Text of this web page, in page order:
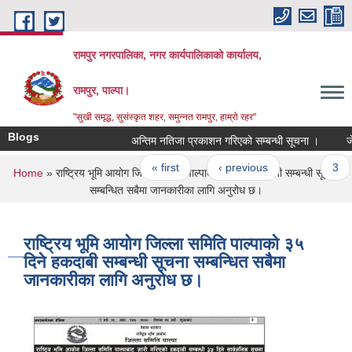
Skip to main content
रामपुर नगरपालिका, नगर कार्यपालिकाको कार्यालय,
रामपुर, पाल्पा।
"सुखी समृद्ध, सुसंस्कृत शहर, समुन्नत रामपुर, हाम्रो रहर"
Blogs अन्तिम नतिजा प्रकाशन गरिएको सम्बन्धी सूचना ।
Pages
« first ‹ previous … 3
You are here
Home » राष्ट्रिय भूमि आयोग जिल्ला समिति पाल्पाको ३५ दिने हकदाबी सम्बन्धी सूचना
सम्बन्धित सबैमा जानकारीका लागि अनुरोध छ।
राष्ट्रिय भूमि आयोग जिल्ला समिति पाल्पाको ३५
दिने हकदाबी सम्बन्धी सूचना सम्बन्धित सबैमा
जानकारीका लागि अनुरोध छ।